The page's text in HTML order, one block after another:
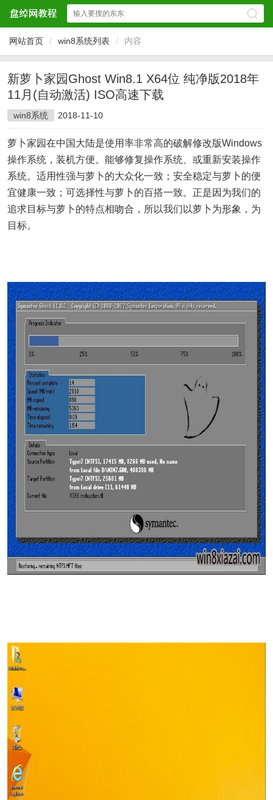
网站首页 / win8系统列表 / 内容
新萝卜家园Ghost Win8.1 X64位 纯净版2018年
11月(自动激活) ISO高速下载
win8系统 2018-11-10
萝卜家园在中国大陆是使用率非常高的破解修改版Windows
操作系统，装机方便。能够修复操作系统、或重新安装操作
系统。适用性强与萝卜的大众化一致；安全稳定与萝卜的便
宜健康一致；可选择性与萝卜的百搭一致。正是因为我们的
追求目标与萝卜的特点相吻合，所以我们以萝卜为形象，为
目标。